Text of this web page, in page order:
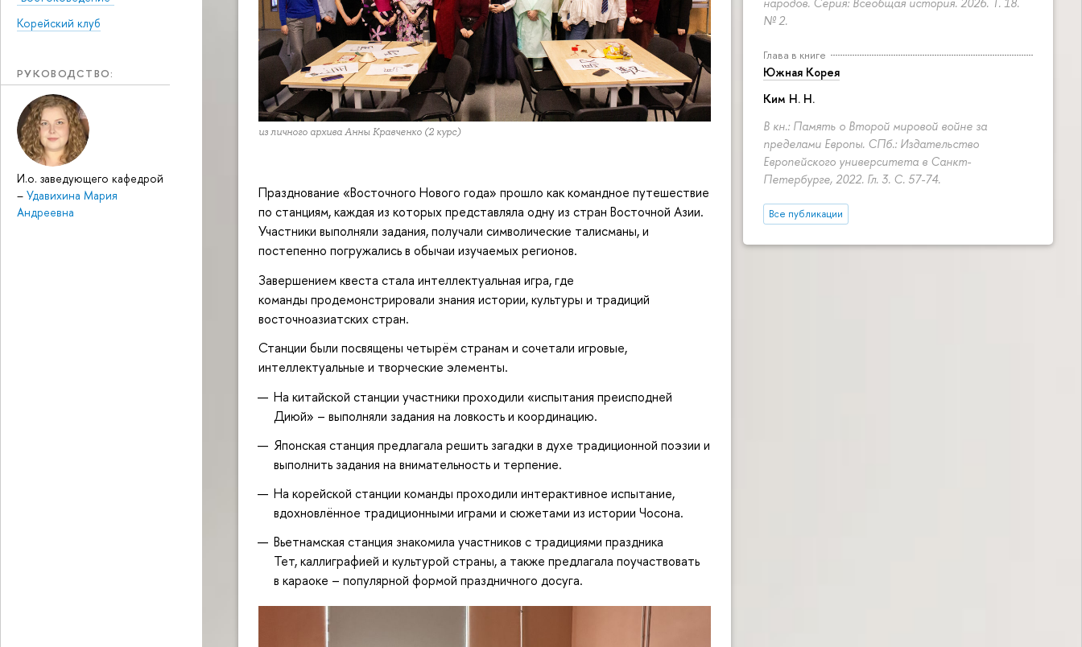
Корейский клуб
РУКОВОДСТВО:
И.о. заведующего кафедрой
– Удавихина Мария
Андреевна
№ 2.
Глава в книге
Южная Корея
Ким Н. Н.
В кн.: Память о Второй мировой войне за
пределами Европы. СПб.: Издательство
Европейского университета в Санкт-
Петербурге, 2022. Гл. 3. С. 57-74.
Все публикации
из личного архива Анны Кравченко (2 курс)
Празднование «Восточного Нового года» прошло как командное путешествие
по станциям, каждая из которых представляла одну из стран Восточной Азии.
Участники выполняли задания, получали символические талисманы, и
постепенно погружались в обычаи изучаемых регионов.
Завершением квеста стала интеллектуальная игра, где
команды продемонстрировали знания истории, культуры и традиций
восточноазиатских стран.
Станции были посвящены четырём странам и сочетали игровые,
интеллектуальные и творческие элементы.
На китайской станции участники проходили «испытания преисподней
Диюй» – выполняли задания на ловкость и координацию.
Японская станция предлагала решить загадки в духе традиционной поэзии и
выполнить задания на внимательность и терпение.
На корейской станции команды проходили интерактивное испытание,
вдохновлённое традиционными играми и сюжетами из истории Чосона.
Вьетнамская станция знакомила участников с традициями праздника
Тет, каллиграфией и культурой страны, а также предлагала поучаствовать
в караоке – популярной формой праздничного досуга.